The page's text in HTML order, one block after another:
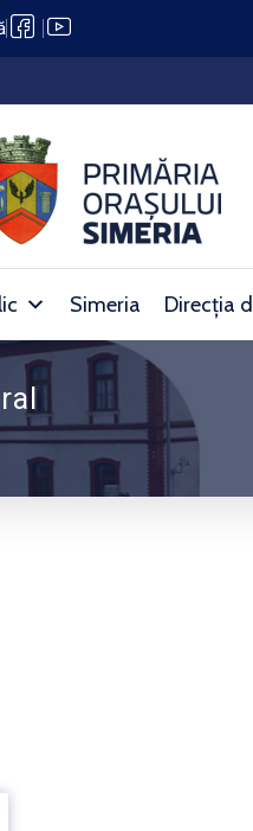
Orașului Simeria
Simeria Direcția